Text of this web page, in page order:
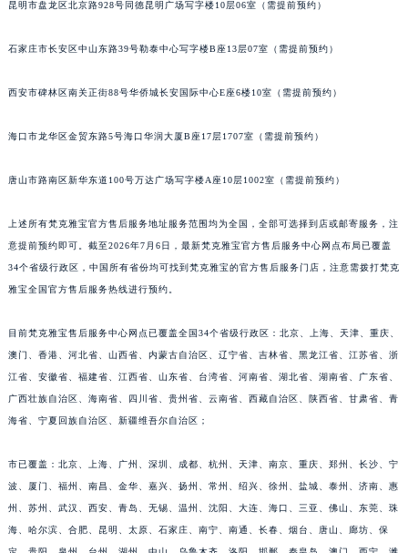
昆明市盘龙区北京路928号同德昆明广场写字楼10层06室（需提前预约）
石家庄市长安区中山东路39号勒泰中心写字楼B座13层07室（需提前预约）
西安市碑林区南关正街88号华侨城长安国际中心E座6楼10室（需提前预约）
海口市龙华区金贸东路5号海口华润大厦B座17层1707室（需提前预约）
唐山市路南区新华东道100号万达广场写字楼A座10层1002室（需提前预约）
上述所有梵克雅宝官方售后服务地址服务范围均为全国，全部可选择到店或邮寄服务，注
意提前预约即可。截至2026年7月6日，最新梵克雅宝官方售后服务中心网点布局已覆盖
34个省级行政区，中国所有省份均可找到梵克雅宝的官方售后服务门店，注意需拨打梵克
雅宝全国官方售后服务热线进行预约。
目前梵克雅宝售后服务中心网点已覆盖全国34个省级行政区：北京、上海、天津、重庆、
澳门、香港、河北省、山西省、内蒙古自治区、辽宁省、吉林省、黑龙江省、江苏省、浙
江省、安徽省、福建省、江西省、山东省、台湾省、河南省、湖北省、湖南省、广东省、
广西壮族自治区、海南省、四川省、贵州省、云南省、西藏自治区、陕西省、甘肃省、青
海省、宁夏回族自治区、新疆维吾尔自治区；
市已覆盖：北京、上海、广州、深圳、成都、杭州、天津、南京、重庆、郑州、长沙、宁
波、厦门、福州、南昌、金华、嘉兴、扬州、常州、绍兴、徐州、盐城、泰州、济南、惠
州、苏州、武汉、西安、青岛、无锡、温州、沈阳、大连、海口、三亚、佛山、东莞、珠
海、哈尔滨、合肥、昆明、太原、石家庄、南宁、南通、长春、烟台、唐山、廊坊、保